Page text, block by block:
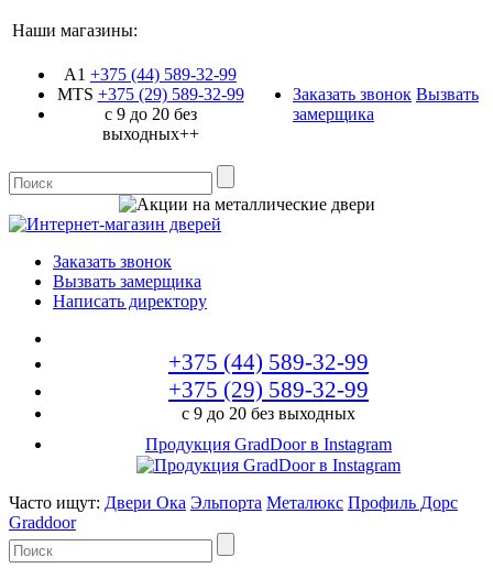
Наши магазины:
A1 +375 (44) 589-32-99
MTS +375 (29)589-32-99
с 9 до 20 без
выходных++
Заказать звонок Вызвать
замерщика
Заказать звонок
Вызвать замерщика
Написать директору
+375 (44) 589-32-99
+375 (29) 589-32-99
с 9 до 20 без выходных
Продукция GradDoor в Instagram
Часто ищут: Двери Ока Эльпорта Металюкс Профиль Дорс
Graddoor